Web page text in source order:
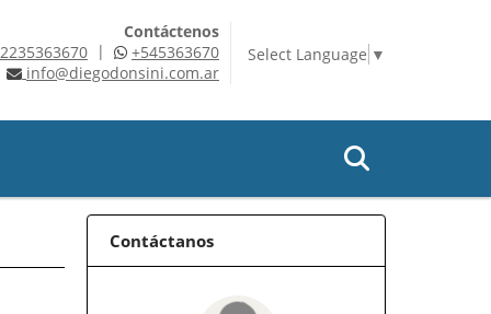
Contáctenos
|
+545363670
info@diegodonsini.com.ar
Select Language ▼
Contáctanos